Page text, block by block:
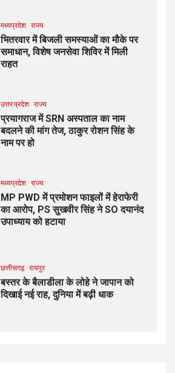
मध्यप्रदेश राज्य
भितरवार में बिजली समस्याओं का मौके पर
समाधान, विशेष जनसेवा शिविर में मिली
राहत
उत्तर प्रदेश राज्य
प्रयागराज में SRN अस्पताल का नाम
बदलने की मांग तेज, ठाकुर रोशन सिंह के
नाम पर हो
मध्यप्रदेश राज्य
MP PWD में प्रमोशन फाइलों में हेराफेरी
का आरोप, PS सुखवीर सिंह ने SO दयानंद
उपाध्याय को हटाया
छत्तीसगढ़ रायपुर
बस्तर के बैलाडीला के लोहे ने जापान को
दिखाई नई राह, दुनिया में बढ़ी धाक